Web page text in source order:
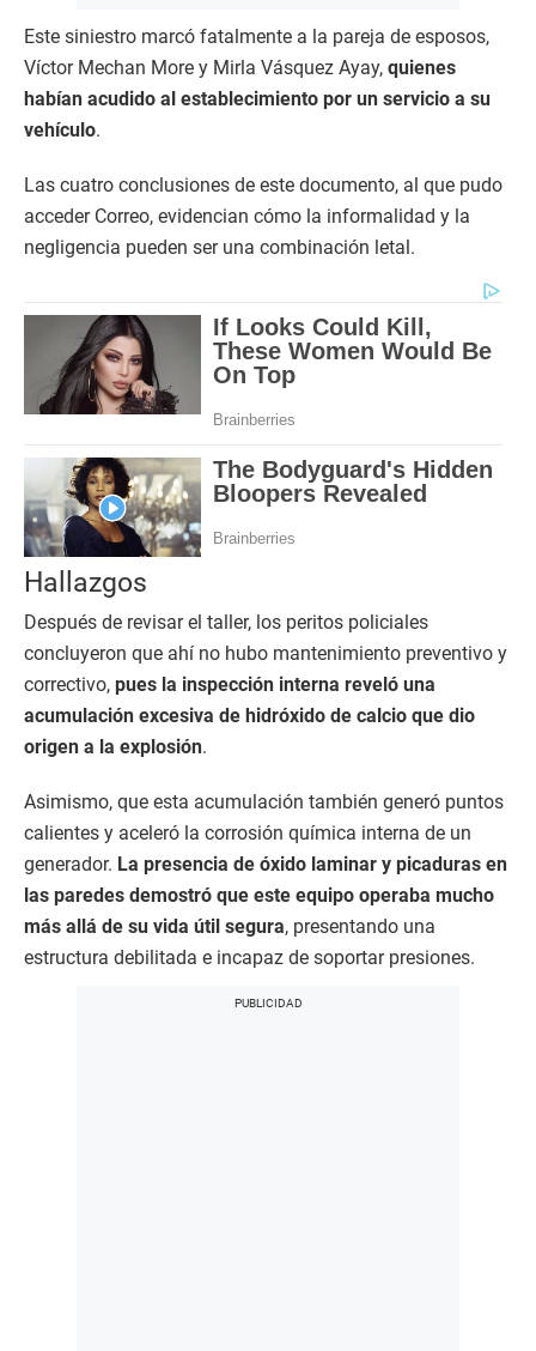
Este siniestro marcó fatalmente a la pareja de esposos,
Víctor Mechan More y Mirla Vásquez Ayay, quienes
habían acudido al establecimiento por un servicio a su
vehículo.
Las cuatro conclusiones de este documento, al que pudo
acceder Correo, evidencian cómo la informalidad y la
negligencia pueden ser una combinación letal.
Hallazgos
Después de revisar el taller, los peritos policiales
concluyeron que ahí no hubo mantenimiento preventivo y
correctivo, pues la inspección interna reveló una
acumulación excesiva de hidróxido de calcio que dio
origen a la explosión.
Asimismo, que esta acumulación también generó puntos
calientes y aceleró la corrosión química interna de un
generador. La presencia de óxido laminar y picaduras en
las paredes demostró que este equipo operaba mucho
más allá de su vida útil segura, presentando una
estructura debilitada e incapaz de soportar presiones.